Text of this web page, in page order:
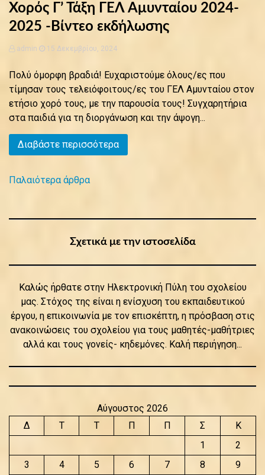
Χορός Γ’ Τάξη ΓΕΛ Αμυνταίου 2024-
2025 -Βίντεο εκδήλωσης
admin 15 Δεκεμβρίου, 2024
Πολύ όμορφη βραδιά! Ευχαριστούμε όλους/ες που
τίμησαν τους τελειόφοιτους/ες του ΓΕΛ Αμυνταίου στον
ετήσιο χορό τους, με την παρουσία τους! Συγχαρητήρια
στα παιδιά για τη διοργάνωση και την άψογη...
Διαβάστε περισσότερα
Πλοήγηση
άρθρων
Παλαιότερα άρθρα
Σχετικά με την ιστοσελίδα
Καλώς ήρθατε στην Ηλεκτρονική Πύλη του σχολείου
μας. Στόχος της είναι η ενίσχυση του εκπαιδευτικού
έργου, η επικοινωνία με τον επισκέπτη, η πρόσβαση στις
ανακοινώσεις του σχολείου για τους μαθητές-μαθήτριες
αλλά και τους γονείς- κηδεμόνες. Καλή περιήγηση...
Αύγουστος 2026
Δ
Τ Τ Π Π Σ
Κ
1
2
3
4 5 6 7 8
9